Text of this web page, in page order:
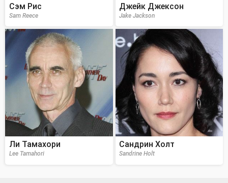
Сэм Рис
Sam Reece
Джейк Джексон
Jake Jackson
Ли Тамахори
Lee Tamahori
Сандрин Холт
Sandrine Holt